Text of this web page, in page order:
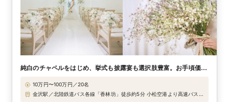
純白のチャペルをはじめ、挙式も披露宴も選択肢豊富。お手頃価格
10万円〜100万円／20名
金沢駅／北陸鉄道バス各線「香林坊」徒歩約5分 小松空港より高速バスで